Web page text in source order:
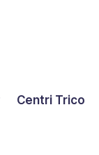
Centri Trico